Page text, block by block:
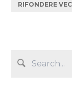
RIFONDERE